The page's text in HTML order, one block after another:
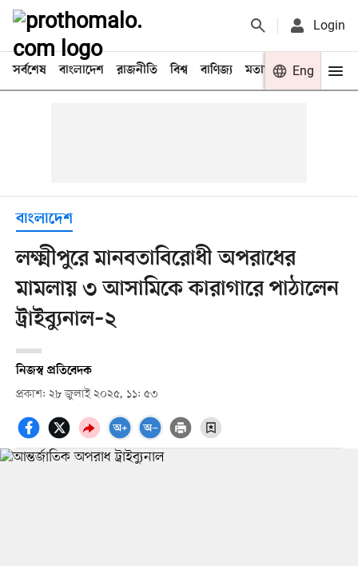
Login
সর্বশেষ বাংলাদেশ রাজনীতি বিশ্ব বাণিজ্য মতামত খেলা
Eng
বাংলাদেশ
লক্ষ্মীপুরে মানবতাবিরোধী অপরাধের
মামলায় ৩ আসামিকে কারাগারে পাঠালেন
ট্রাইব্যুনাল–২
নিজস্ব প্রতিবেদক
প্রকাশ: ২৮ জুলাই ২০২৫, ১১: ৫৩